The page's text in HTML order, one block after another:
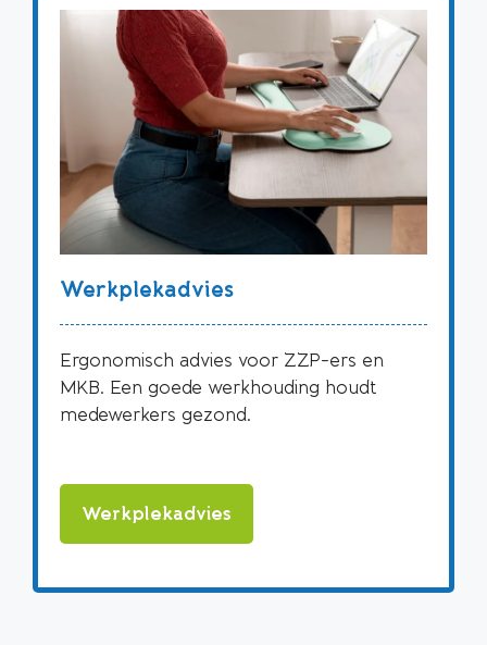
Werkplekadvies
Ergonomisch advies voor ZZP-ers en
MKB. Een goede werkhouding houdt
medewerkers gezond.
Werkplekadvies